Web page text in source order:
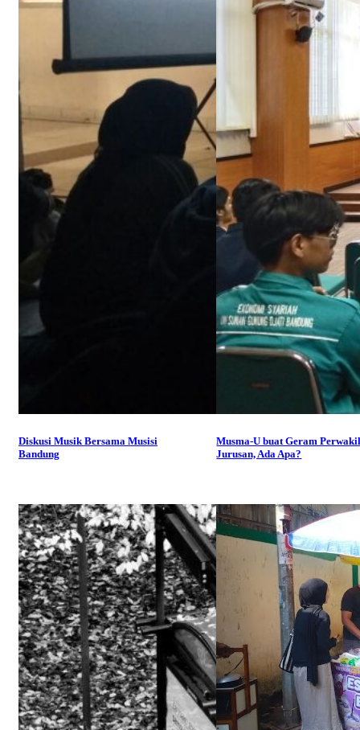
Diskusi Musik Bersama Musisi
Bandung
Musma-U buat Geram
Jurusan, Ada Apa?